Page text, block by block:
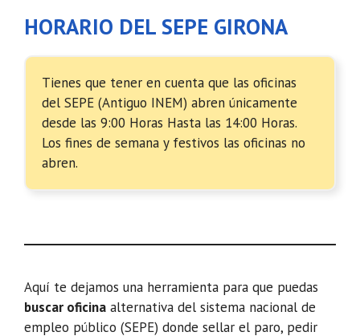
HORARIO DEL SEPE GIRONA
Tienes que tener en cuenta que las oficinas
del SEPE (Antiguo INEM) abren únicamente
desde las 9:00 Horas Hasta las 14:00 Horas.
Los fines de semana y festivos las oficinas no
abren.
Aquí te dejamos una herramienta para que puedas
buscar oficina alternativa del sistema nacional de
empleo público (SEPE) donde sellar el paro, pedir